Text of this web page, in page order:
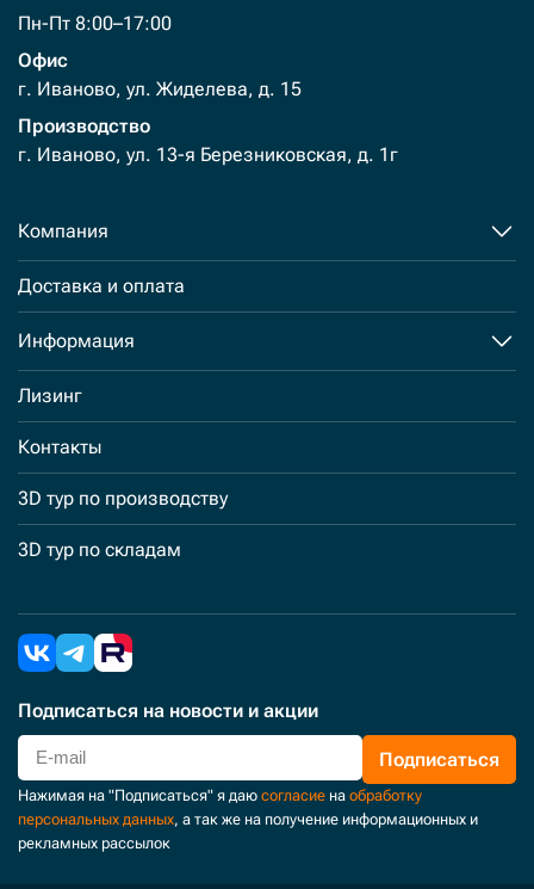
Пн-Пт 8:00–17:00
Офис
г. Иваново, ул. Жиделева, д. 15
Производство
г. Иваново, ул. 13-я Березниковская, д. 1г
Компания
Доставка и оплата
Информация
Лизинг
Контакты
3D тур по производству
3D тур по складам
Подписаться на новости и акции
Подписаться
Нажимая на "Подписаться" я даю согласие на обработку
персональных данных, а так же на получение информационных и
рекламных рассылок